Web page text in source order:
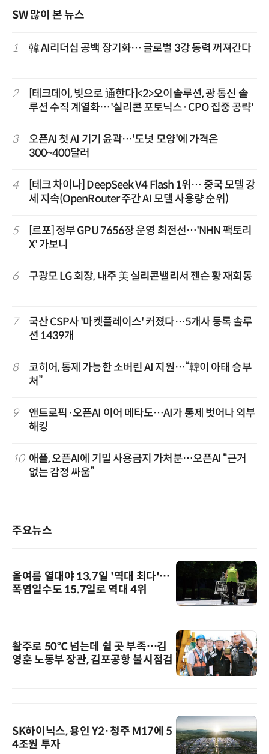
SW 많이 본 뉴스
1 韓 AI리더십 공백 장기화… 글로벌 3강 동력 꺼져간다
2
[테크데이, 빛으로 通한다]<2>오이솔루션, 광 통신 솔
루션 수직 계열화…'실리콘 포토닉스·CPO 집중 공략'
3
오픈AI 첫 AI 기기 윤곽…'도넛 모양'에 가격은
300~400달러
4
[테크 차이나] DeepSeek V4 Flash 1위… 중국 모델 강
세 지속(OpenRouter 주간 AI 모델 사용량 순위)
5
[르포] 정부 GPU 7656장 운영 최전선…'NHN 팩토리
X' 가보니
6 구광모 LG 회장, 내주 美 실리콘밸리서 젠슨 황 재회동
7
국산 CSP사 '마켓플레이스' 커졌다…5개사 등록 솔루
션 1439개
8
코히어, 통제 가능한 소버린 AI 지원…“韓이 아태 승부
처”
9
앤트로픽·오픈AI 이어 메타도…AI가 통제 벗어나 외부
해킹
10 애플, 오픈AI에 기밀 사용금지 가처분…오픈AI “근거
없는 감정 싸움”
주요뉴스
올여름 열대야 13.7일 '역대 최다'…
폭염일수도 15.7일로 역대 4위
활주로 50℃ 넘는데 쉴 곳 부족…김
영훈 노동부 장관, 김포공항 불시점검
SK하이닉스, 용인 Y2·청주 M17에 5
4조원 투자